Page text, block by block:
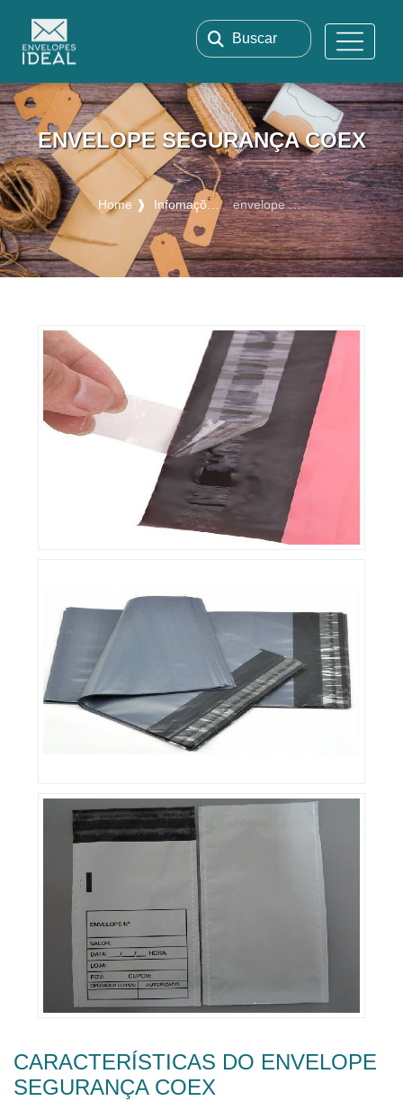
Buscar
ENVELOPE SEGURANÇA COEX
Home ❱ Infomações ❱ envelope segurança coex
CARACTERÍSTICAS DO ENVELOPE
SEGURANÇA COEX